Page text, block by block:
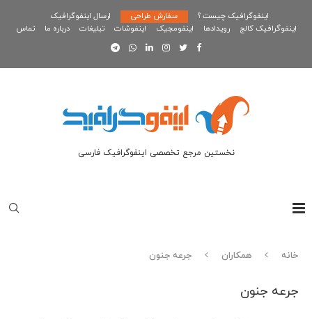
اینفوگرافیک چیست ؟ سفارش طراحی
ارسال اینفوگرافیک
اینفوگرافیک کالج
رویدادها اینفومجیک اینفوشات تبلیغات درباره ما تماس
نخستین مرجع تخصصی اینفوگرافیک فارسی
خانه همکاران جرعه جنون
جرعه جنون